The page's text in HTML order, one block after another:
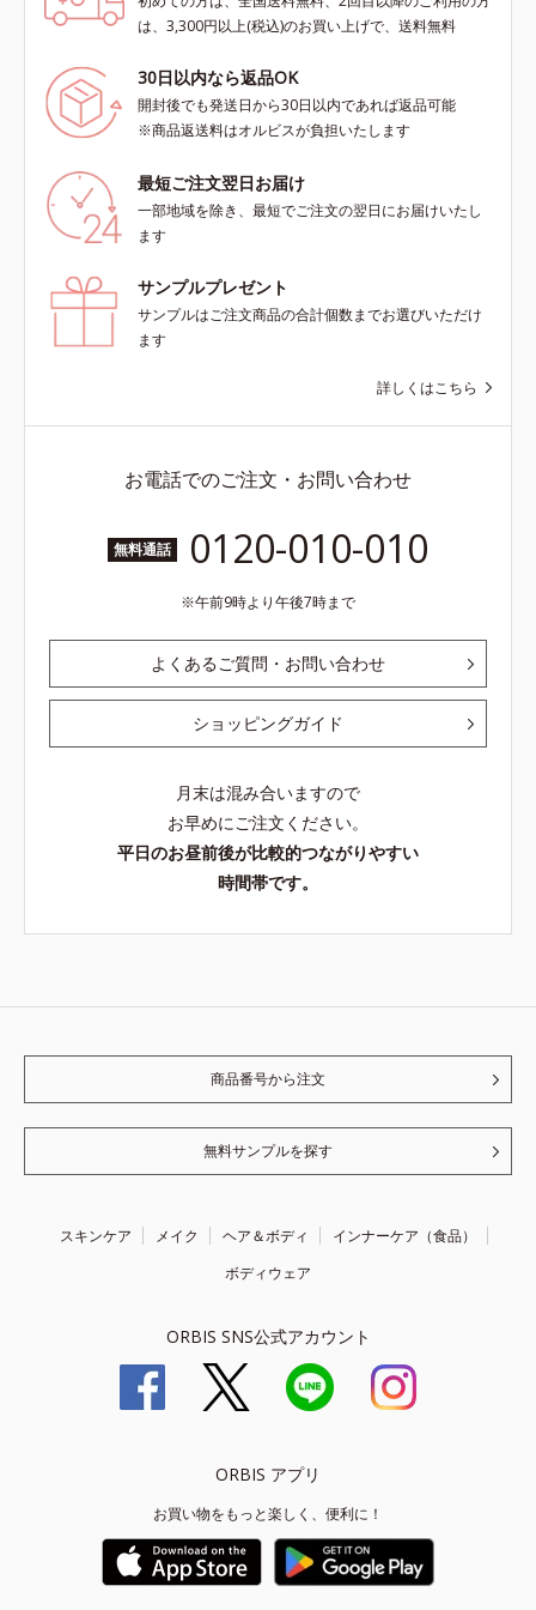
は、3,300円以上(税込)のお買い上げで、送料無料
30日以内なら返品OK
開封後でも発送日から30日以内であれば返品可能
※商品返送料はオルビスが負担いたします
最短ご注文翌日お届け
一部地域を除き、最短でご注文の翌日にお届けいたし
ます
サンプルプレゼント
サンプルはご注文商品の合計個数までお選びいただけ
ます
詳しくはこちら
お電話でのご注文・お問い合わせ
無料通話 0120-010-010
午前9時より午後7時まで
よくあるご質問・お問い合わせ
ショッピングガイド
月末は混み合いますので
お早めにご注文ください。
平日のお昼前後が比較的つながりやすい
時間帯です。
商品番号から注文
無料サンプルを探す
スキンケア メイク ヘア＆ボディ
インナーケア（食品）
ボディウェア
ORBIS SNS公式アカウント
ORBIS アプリ
お買い物をもっと楽しく、便利に！